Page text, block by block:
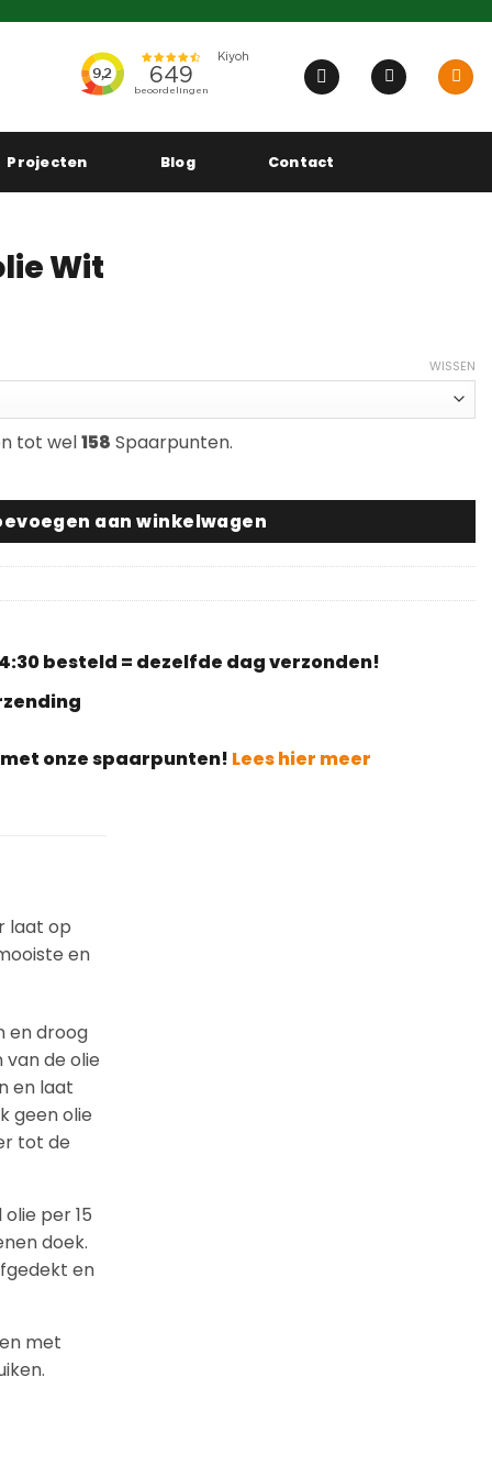
Projecten Blog Contact
Wit
WISSEN
tot wel158 Spaarpunten.
aan winkelwagen
besteld = dezelfde dag verzonden!
onze spaarpunten! Lees hier meer
laat op
en
en droog
de olie
en laat
geen olie
tot de
per 15
doek.
en
met